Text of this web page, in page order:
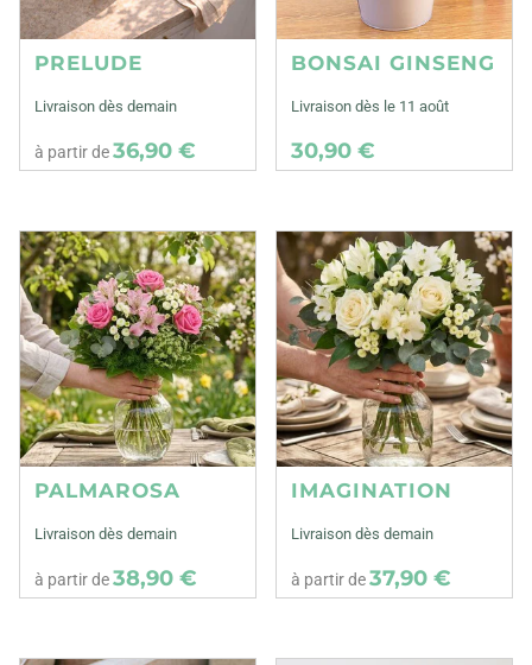
PRELUDE
Livraison dès demain
à partir de36,90 €
BONSAI GINSENG
Livraison dès le 11 août
30,90 €
PALMAROSA
Livraison dès demain
à partir de38,90 €
IMAGINATION
Livraison dès demain
à partir de37,90 €